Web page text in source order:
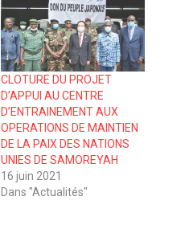
CLOTURE DU PROJET
D’APPUI AU CENTRE
D’ENTRAINEMENT AUX
OPERATIONS DE MAINTIEN
DE LA PAIX DES NATIONS
UNIES DE SAMOREYAH
16 juin 2021
Dans "Actualités"